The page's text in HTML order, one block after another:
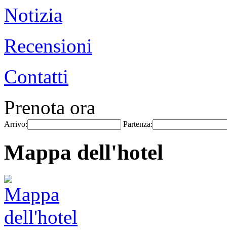
Notizia
Recensioni
Contatti
Prenota ora
Arrivo: Partenza:
Mappa dell'hotel